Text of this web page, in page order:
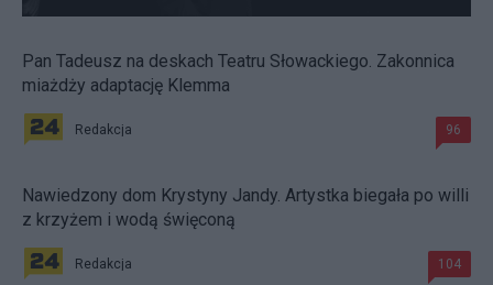
Pan Tadeusz na deskach Teatru Słowackiego. Zakonnica
miażdży adaptację Klemma
Redakcja 96
Nawiedzony dom Krystyny Jandy. Artystka biegała po willi
z krzyżem i wodą święconą
Redakcja 104